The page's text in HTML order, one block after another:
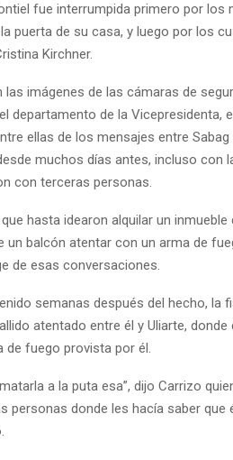
fue interrumpida primero por los
puerta de su casa, y luego por los
Kirchner.
imágenes de las cámaras de
departamento de la Vicepresidenta,
ellas de los mensajes entre
muchos días antes, incluso con
con terceras personas.
hasta idearon alquilar un
un balcón atentar con un arma de
de esas conversaciones.
semanas después del hecho, la
atentado entre él y Uliarte, donde
de fuego provista por él.
a la puta esa”, dijo Carrizo
personas donde les hacía saber que